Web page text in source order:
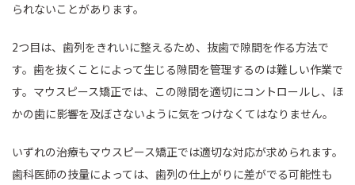
られないことがあります。
2つ目は、歯列をきれいに整えるため、抜歯で隙間を作る方法で
す。歯を抜くことによって生じる隙間を管理するのは難しい作業で
す。マウスピース矯正では、この隙間を適切にコントロールし、ほ
かの歯に影響を及ぼさないように気をつけなくてはなりません。
いずれの治療もマウスピース矯正では適切な対応が求められます。
歯科医師の技量によっては、歯列の仕上がりに差がでる可能性も